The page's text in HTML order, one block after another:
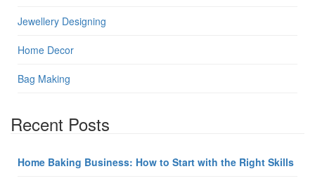
Jewellery Designing
Home Decor
Bag Making
Recent Posts
Home Baking Business: How to Start with the Right Skills